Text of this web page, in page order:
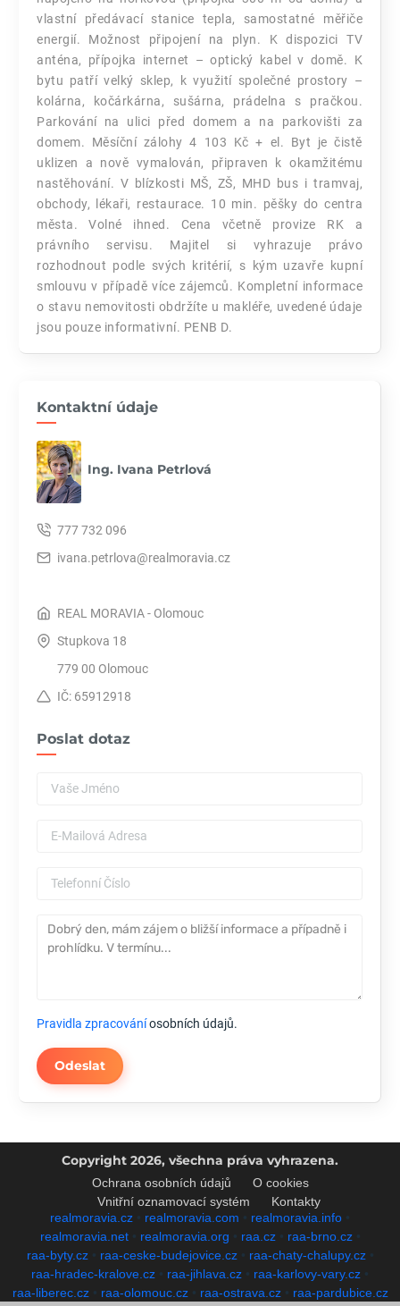
vlastní předávací stanice tepla, samostatné měřiče
energií. Možnost připojení na plyn. K dispozici TV
anténa, přípojka internet – optický kabel v domě. K
bytu patří velký sklep, k využití společné prostory –
kolárna, kočárkárna, sušárna, prádelna s pračkou.
Parkování na ulici před domem a na parkovišti za
domem. Měsíční zálohy 4 103 Kč + el. Byt je čistě
uklizen a nově vymalován, připraven k okamžitému
nastěhování. V blízkosti MŠ, ZŠ, MHD bus i tramvaj,
obchody, lékaři, restaurace. 10 min. pěšky do centra
města. Volné ihned. Cena včetně provize RK a
právního servisu. Majitel si vyhrazuje právo
rozhodnout podle svých kritérií, s kým uzavře kupní
smlouvu v případě více zájemců. Kompletní informace
o stavu nemovitosti obdržíte u makléře, uvedené údaje
jsou pouze informativní. PENB D.
Kontaktní údaje
Ing. Ivana Petrlová
777 732 096
ivana.petrlova@realmoravia.cz
REAL MORAVIA - Olomouc
Stupkova 18
779 00 Olomouc
IČ: 65912918
Poslat dotaz
Pravidla zpracováníosobních údajů.
Odeslat
Copyright 2026, všechna práva vyhrazena.
Ochrana osobních údajů
O cookies
Vnitřní oznamovací systém
Kontakty
realmoravia.cz • realmoravia.com • realmoravia.info •
realmoravia.net• realmoravia.org • raa.cz• raa-brno.cz•
raa-byty.cz• raa-ceske-budejovice.cz• raa-chaty-chalupy.cz•
raa-hradec-kralove.cz • raa-jihlava.cz • raa-karlovy-vary.cz •
raa-liberec.cz• raa-olomouc.cz• raa-ostrava.cz• raa-pardubice.cz